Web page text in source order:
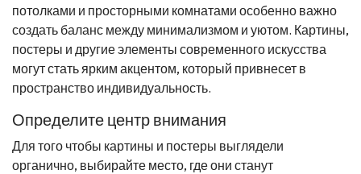
потолками и просторными комнатами особенно важно
создать баланс между минимализмом и уютом. Картины,
постеры и другие элементы современного искусства
могут стать ярким акцентом, который привнесет в
пространство индивидуальность.
Определите центр внимания
Для того чтобы картины и постеры выглядели
органично, выбирайте место, где они станут